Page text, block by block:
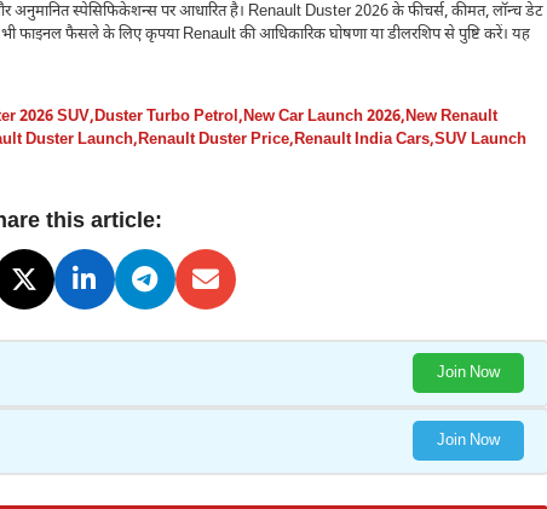
और अनुमानित स्पेसिफिकेशन्स पर आधारित है। Renault Duster 2026 के फीचर्स, कीमत, लॉन्च डेट
फाइनल फैसले के लिए कृपया Renault की आधिकारिक घोषणा या डीलरशिप से पुष्टि करें। यह
2026 SUV,Duster Turbo Petrol,New Car Launch 2026,New Renault
Duster Launch,Renault Duster Price,Renault India Cars,SUV Launch
this article:
Join Now
Join Now